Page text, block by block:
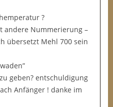
?
andere Nummerierung –
übersetzt Mehl 700 sein
geben? entschuldigung
Anfänger ! danke im